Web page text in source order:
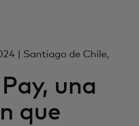
| Santiago de Chile,
una
que